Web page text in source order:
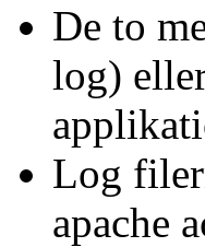
De to
log)
Log
apache